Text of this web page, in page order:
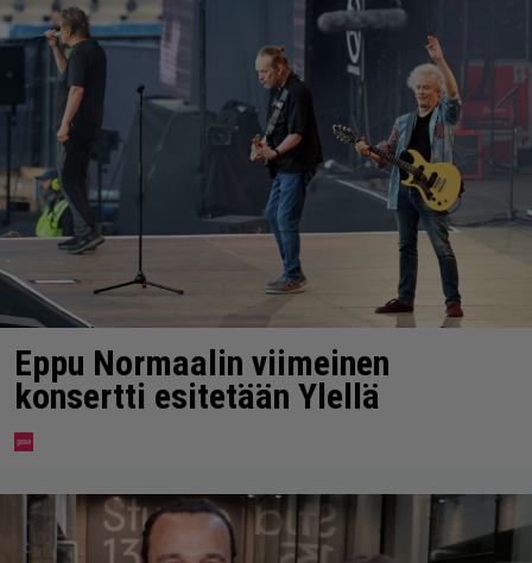
Eppu Normaalin viimeinen
konsertti esitetään Ylellä